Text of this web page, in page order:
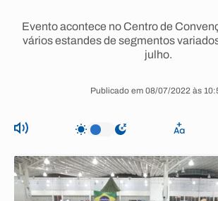
Evento acontece no Centro de
vários estandes de segmentos
julho.
Publicado em 08/07/2022 às